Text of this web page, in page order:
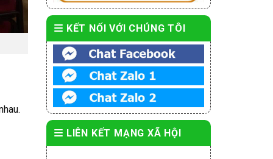
KẾT NỐI VỚI CHÚNG TÔI
LIÊN KẾT MẠNG XÃ HỘI